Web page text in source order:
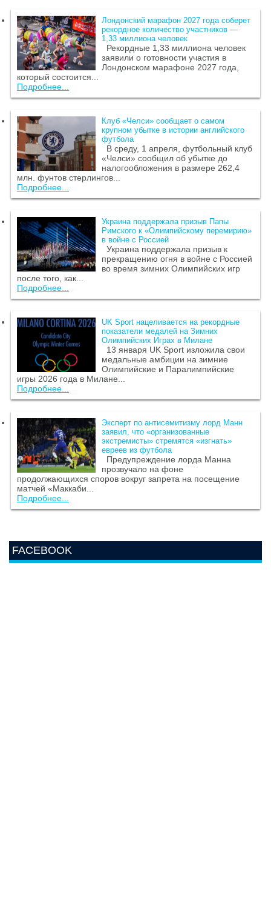
Лондонский марафон 2027 года соберет
рекордное количество участников —
1,33 миллиона человек
Рекордные 1,33 миллиона человек
заявили о готовности участия в
Лондонском марафоне 2027 года,
который состоится...
Подробнее...
Клуб «Челси» сообщает о самом
крупном убытке в истории английского
футбола
В среду, 1 апреля, футбольный клуб
«Челси» сообщил об убытке до
налогообложения в размере 262,4
млн. фунтов стерлингов...
Подробнее...
Украина поддержала призыв Папы
Римского к «Олимпийскому перемирию»
в войне с Россией
Украина поддержала призыв к
прекращению огня в войне с Россией
во время зимних Олимпийских игр
после того, как...
Подробнее...
UK Sport нацеливается на рекордные
показатели медалей на Зимних
Олимпийских Играх в Милане
13 января UK Sport изложила свои
медальные амбиции на зимние
Олимпийские и Паралимпийские
игры 2026 года в Милане...
Подробнее...
Эксперт по антисемитизму лорд Манн
заявил, что «организованные
экстремисты» стремятся «изгнать»
евреев из футбола
Предупреждение лорда Манна
прозвучало на фоне
продолжающихся споров вокруг запрета на посещение
матчей «Маккаби...
Подробнее...
FACEBOOK